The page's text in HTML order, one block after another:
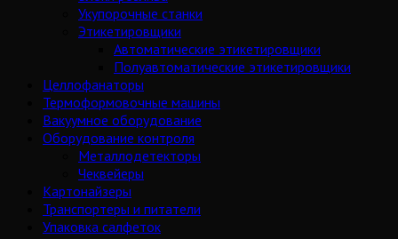
Укупорочные станки
Этикетировщики
Автоматические этикетировщики
Полуавтоматические этикетировщики
Целлофанаторы
Термоформовочные машины
Вакуумное оборудование
Оборудование контроля
Металлодетекторы
Чеквейеры
Картонайзеры
Транспортеры и питатели
Упаковка салфеток